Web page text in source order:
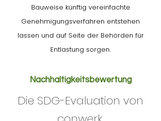
Bauweise künftig vereinfachte
Genehmigungsverfahren entstehen
lassen und auf Seite der Behörden für
Entlastung sorgen.
Nachhaltigkeitsbewertung
Die SDG-Evaluation von